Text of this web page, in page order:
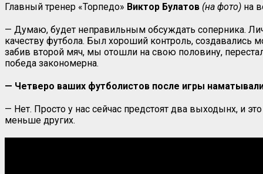
Главный тренер «Торпедо» Виктор Булатов (на фото) на
— Думаю, будет неправильным обсуждать соперника.
качеству футбола. Был хороший контроль, создавались
забив второй мяч, мы отошли на свою половину,
победа закономерна.
— Четверо ваших футболистов после игры
— Нет. Просто у нас сейчас предстоят два выходынх, и
меньше других.